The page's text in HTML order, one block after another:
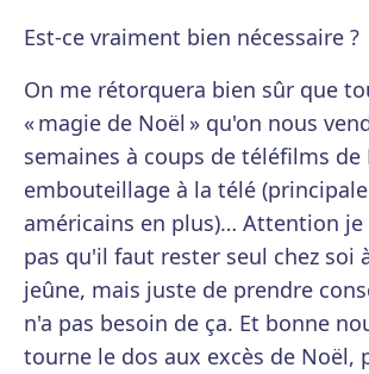
Est-ce vraiment bien nécessaire ?
On me rétorquera bien sûr que
« magie de Noël » qu'on nous
semaines à coups de téléfilms de
embouteillage à la télé
américains en plus)… Attention je
pas qu'il faut rester seul chez soi
jeûne, mais juste de prendre
n'a pas besoin de ça. Et bonne
tourne le dos aux excès de Noël,